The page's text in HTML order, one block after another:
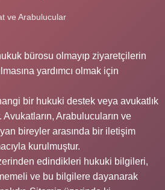
ve Arabulucular
bürosu olmayıp ziyaretçilerin
yardımcı olmak için
bir hukuki destek veya avukatlık
Avukatların, Arabulucuların ve
bireyler arasında bir iletişim
kurulmuştur.
edindikleri hukuki bilgileri,
ve bu bilgilere dayanarak